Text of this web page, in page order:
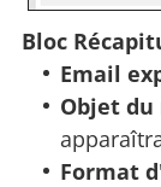
Bloc
Email
Objet du
Format